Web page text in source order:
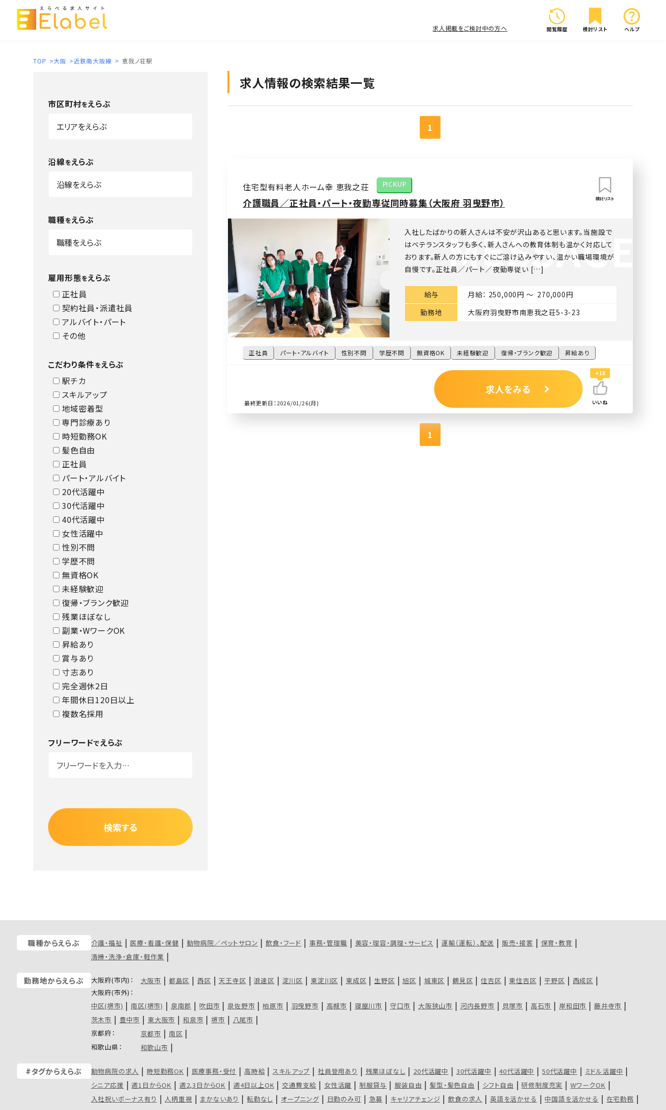
求人掲載をご検討中の方へ 閲覧履歴 検討リスト ヘルプ
TOP >大阪 >近鉄南大阪線 > 恵我ノ荘駅
求人情報の検索結果一覧
1
住宅型有料老人ホーム幸 恵我之荘 PICKUP
介護職員／正社員・パート・夜勤専従同時募集（大阪府 羽曳野市） 検討リスト
正社員 パート・アルバイト 性別不問 学歴不問 無資格OK 未経験歓迎 復帰・ブランク歓迎 昇給あり
入社したばかりの新人さんは不安が沢山あると思います。当施設で
はベテランスタッフも多く、新人さんへの教育体制も温かく対応して
おります。新人の方にもすぐにご溶け込みやすい、温かい職場環境が
自慢です。正社員／パート／夜勤専従い […]
給与
月給： 250,000円 〜 270,000円
勤務地
大阪府羽曳野市南恵我之荘5-3-23
最終更新日：2026/01/26(月)
求人をみる
+18
いいね
1
市区町村をえらぶ
沿線をえらぶ
職種をえらぶ
雇用形態をえらぶ
正社員
契約社員・派遣社員
アルバイト・パート
その他
こだわり条件をえらぶ
駅チカ
スキルアップ
地域密着型
専門診療あり
時短勤務OK
髪色自由
正社員
パート・アルバイト
20代活躍中
30代活躍中
40代活躍中
女性活躍中
性別不問
学歴不問
無資格OK
未経験歓迎
復帰・ブランク歓迎
残業ほぼなし
副業・WワークOK
昇給あり
賞与あり
寸志あり
完全週休2日
年間休日120日以上
複数名採用
フリーワードでえらぶ
職種からえらぶ 介護・福祉 医療・看護・保健 動物病院／ペットサロン 飲食・フード 事務・管理職 美容・理容・調理・サービス 運輸（運転）、配送 販売・接客
保育・教育
清掃・洗浄・倉庫・軽作業
勤務地からえらぶ 大阪府(市内)： 大阪市 都島区 西区 天王寺区 浪速区 淀川区 東淀川区 東成区 生野区 旭区 城東区 鶴見区 住吉区 東住吉区 平野区
西成区
大阪府(市外)：
中区(堺市)
南区(堺市) 泉南郡 吹田市 泉佐野市 柏原市 羽曳野市 高槻市 寝屋川市 守口市 大阪狭山市 河内長野市 貝塚市 高石市 岸和田市
藤井寺市
茨木市
豊中市 東大阪市 和泉市 堺市
八尾市
京都府：
京都市
南区
和歌山県：
和歌山市
#タグからえらぶ 動物病院の求人 時短勤務OK 医療事務・受付 高時給 スキルアップ 社員登用あり 残業ほぼなし 20代活躍中 30代活躍中 40代活躍中 50代活躍中
ミドル活躍中
シニア応援
週1日からOK 週2,3日からOK 週4日以上OK 交通費支給 女性活躍 制服貸与 服装自由 髪型・髪色自由 シフト自由 研修制度充実
WワークOK
入社祝いボーナス有り
人柄重視 まかないあり 転勤なし オープニング 日勤のみ可 急募 キャリアチェンジ 飲食の求人 英語を活かせる 中国語を活かせる 在宅勤務